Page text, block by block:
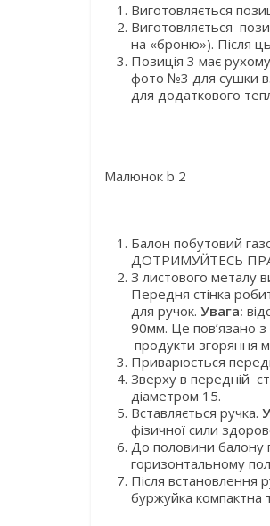
Виготовляється
Виготовляється
на «броню»). Після
Позиція 3 має
фото №3 для сушки
для додаткового
Малюнок b 2
Балон побутовий
ДОТРИМУЙТЕСЬ
З листового металу
Передня стінка
для ручок. Увага:
90мм. Це пов’язано з
продукти згоряння
Приварюється
Зверху в передній
діаметром 15.
Вставляється ручка.
фізичної сили
До половини
горизонтальному
Після встановлення
буржуйка компактна